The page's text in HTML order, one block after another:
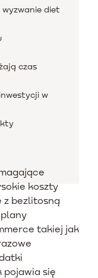
diet
czas
w
koszty
z bezlitosną
takiej jak
pojawia się